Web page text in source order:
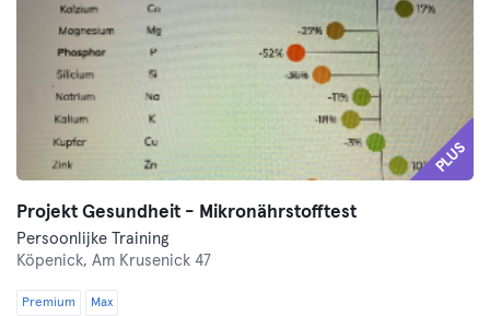
PLUS
Projekt Gesundheit - Mikronährstofftest
Persoonlijke Training
Köpenick, Am Krusenick 47
Premium Max